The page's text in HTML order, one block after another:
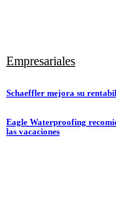
Empresariales
Schaeffler mejora su
Eagle Waterproofing
las vacaciones